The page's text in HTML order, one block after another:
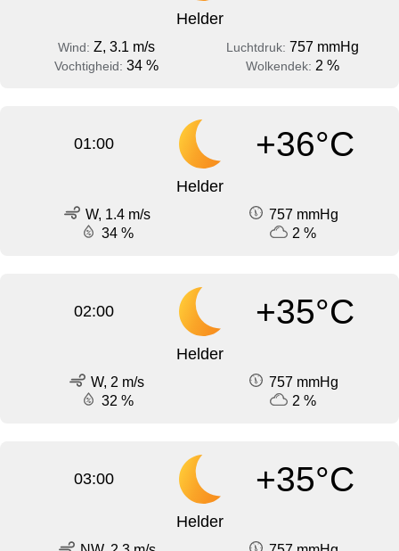
Helder
Wind: Z, 3.1 m/s Luchtdruk: 757 mmHg
Vochtigheid: 34 % Wolkendek: 2 %
01:00 +36°C
Helder
W, 1.4 m/s
757 mmHg
34 %
2 %
02:00 +35°C
Helder
W, 2 m/s
757 mmHg
32 %
2 %
03:00 +35°C
Helder